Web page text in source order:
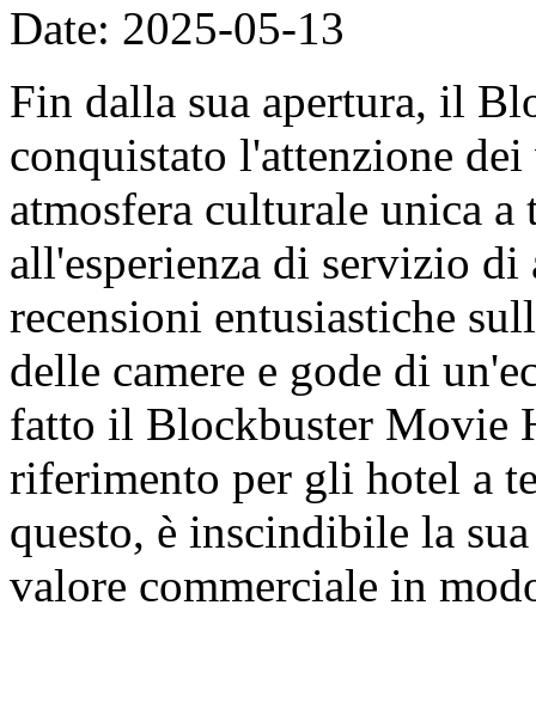
Date: 2025-05-13
Fin dalla sua apertura, il
conquistato l'attenzione
atmosfera culturale unica a
all'esperienza di servizio
recensioni entusiastiche
delle camere e gode di
fatto il Blockbuster Movie
riferimento per gli hotel a
questo, è inscindibile la
valore commerciale in